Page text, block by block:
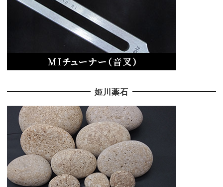
姫川薬石